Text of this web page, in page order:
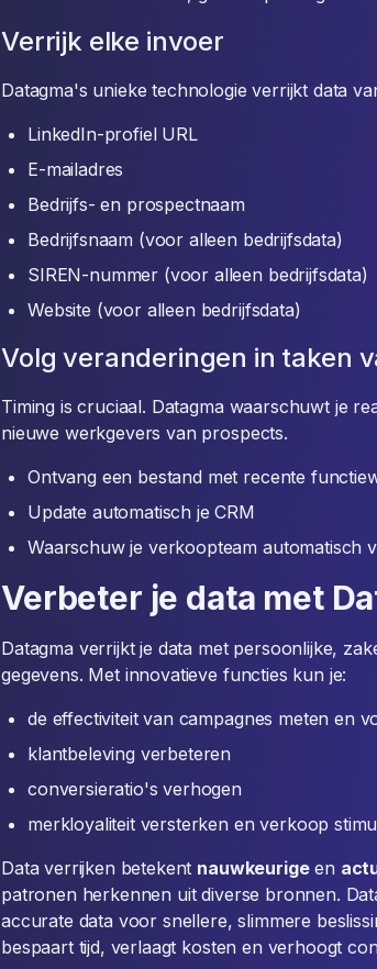
Verrijk elke invoer
Datagma's unieke technologie verrijkt data
LinkedIn-profiel URL
E-mailadres
Bedrijfs- en prospectnaam
Bedrijfsnaam (voor alleen bedrijfsdata)
SIREN-nummer (voor alleen bedrijfsdata)
Website (voor alleen bedrijfsdata)
Volg veranderingen in taken
Timing is cruciaal. Datagma waarschuwt je
nieuwe werkgevers van prospects.
Ontvang een bestand met recente
Update automatisch je CRM
Waarschuw je verkoopteam automatisch
Verbeter je data met
Datagma verrijkt je data met persoonlijke,
gegevens. Met innovatieve functies kun je:
de effectiviteit van campagnes meten en
klantbeleving verbeteren
conversieratio's verhogen
merkloyaliteit versterken en verkoop
Data verrijken betekent nauwkeurigeen
patronen herkennen uit diverse bronnen.
accurate data voor snellere, slimmere
bespaart tijd, verlaagt kosten en verhoogt